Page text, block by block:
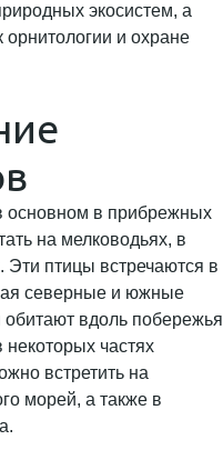
экосистем, а
и охране
основном в прибрежных
на мелководьях, в
Эти птицы встречаются в
северные и южные
вдоль побережья
некоторых частях
встретить на
морей, а также в